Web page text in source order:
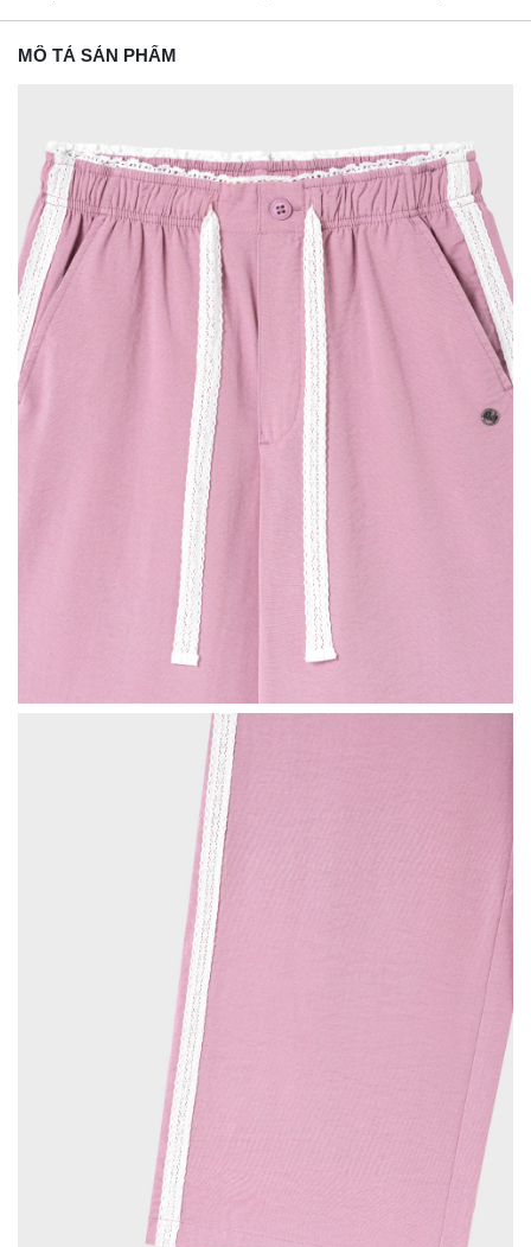
MÔ TẢ SẢN PHẨM